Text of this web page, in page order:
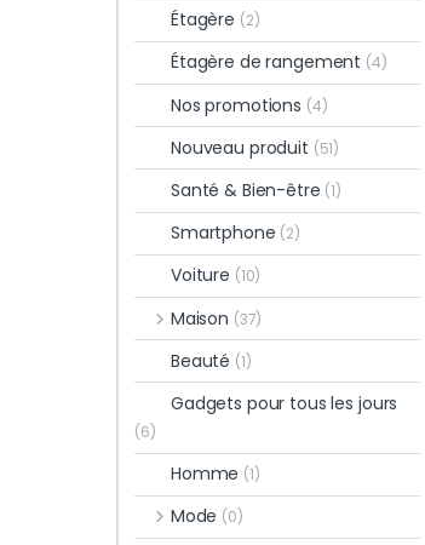
Étagère (2)
Étagère de rangement (4)
Nos promotions (4)
Nouveau produit (51)
Santé & Bien-être (1)
Smartphone (2)
Voiture (10)
Maison (37)
Beauté (1)
Gadgets pour tous les jours
(6)
Homme (1)
Mode (0)